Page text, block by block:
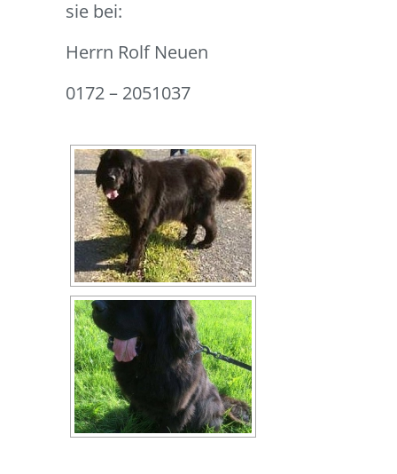
sie bei:
Herrn Rolf Neuen
0172 – 2051037